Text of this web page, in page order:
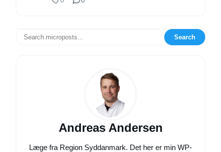
Search
Andreas Andersen
Læge fra Region Syddanmark. Det her er min WP-